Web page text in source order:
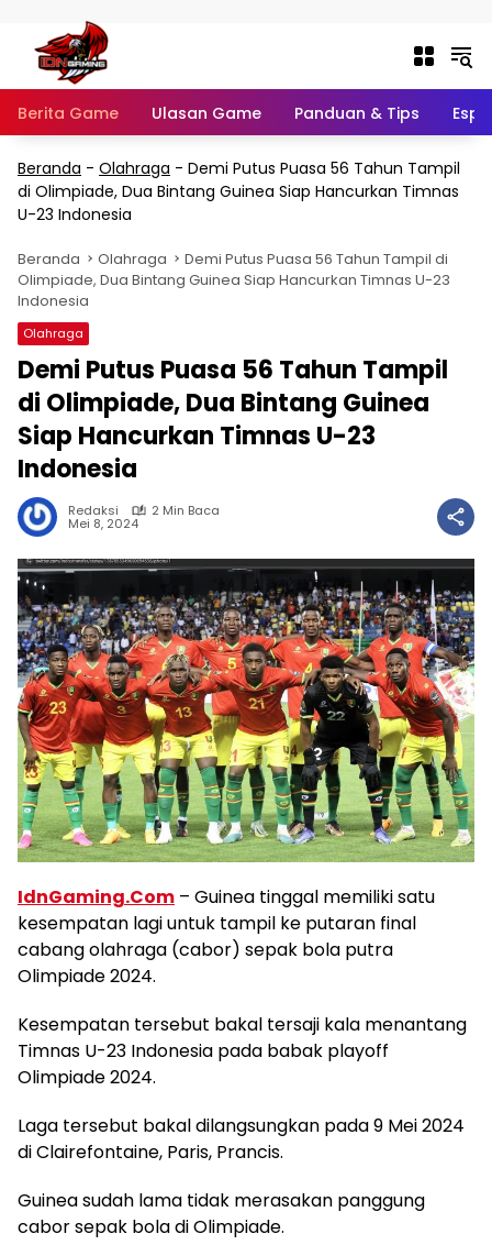
Berita Game Ulasan Game Panduan & Tips
Beranda - Olahraga - Demi Putus Puasa 56 Tahun Tampil
di Olimpiade, Dua Bintang Guinea Siap Hancurkan Timnas
U-23 Indonesia
Beranda Olahraga
Demi Putus Puasa 56 Tahun Tampil di
Olimpiade, Dua Bintang Guinea Siap Hancurkan Timnas U-23
Indonesia
Olahraga
Demi Putus Puasa 56 Tahun Tampil
di Olimpiade, Dua Bintang Guinea
Siap Hancurkan Timnas U-23
Indonesia
Redaksi 2 Min Baca
Mei 8, 2024
IdnGaming.Com – Guinea tinggal memiliki satu
kesempatan lagi untuk tampil ke putaran final
cabang olahraga (cabor) sepak bola putra
Olimpiade 2024.
Kesempatan tersebut bakal tersaji kala menantang
Timnas U-23 Indonesia pada babak playoff
Olimpiade 2024.
Laga tersebut bakal dilangsungkan pada 9 Mei 2024
di Clairefontaine, Paris, Prancis.
Guinea sudah lama tidak merasakan panggung
cabor sepak bola di Olimpiade.